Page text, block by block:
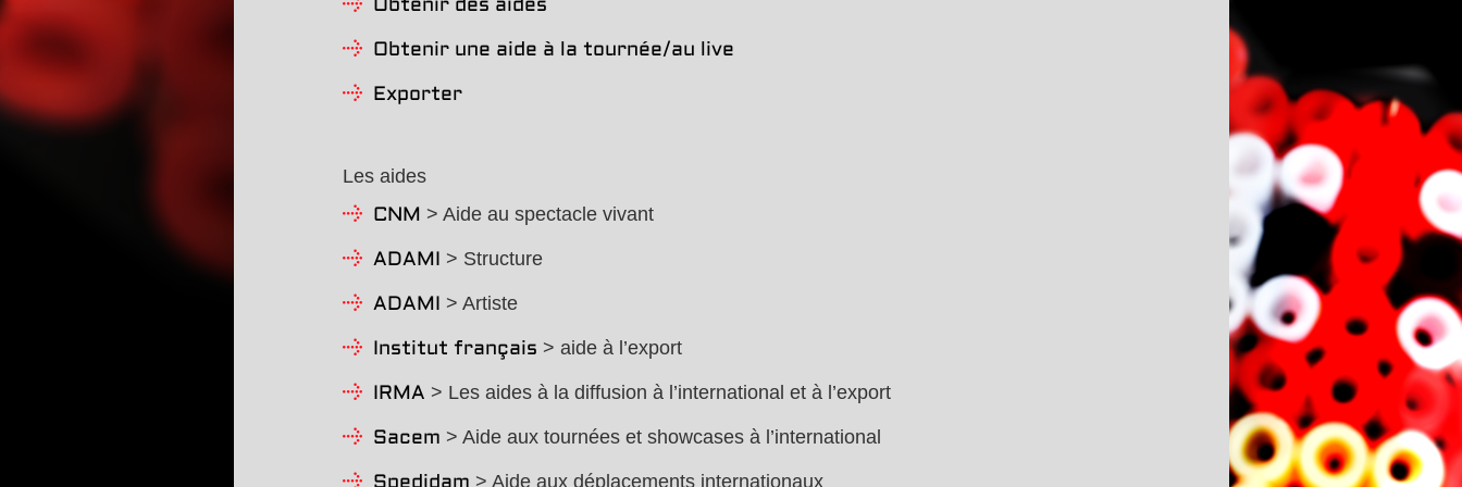
Obtenir des aides
Obtenir une aide à la tournée/au live
Exporter
Les aides
CNM > Aide au spectacle vivant
ADAMI > Structure
ADAMI > Artiste
Institut français > aide à l’export
IRMA > Les aides à la diffusion à l’international et à l’export
Sacem > Aide aux tournées et showcases à l’international
Spedidam > Aide aux déplacements internationaux